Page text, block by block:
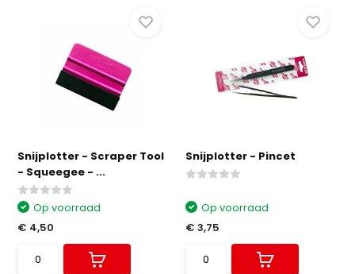
Snijplotter - Scraper Tool
- Squeegee - ...
Op voorraad
€ 4,50
Snijplotter - Pincet
Op voorraad
€ 3,75